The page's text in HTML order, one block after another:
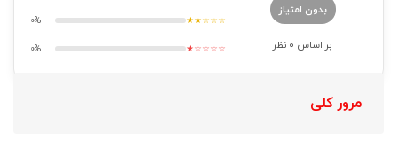
بدون امتیاز
بر اساس 0 نظر
★★☆☆☆
0%
★☆☆☆☆
0%
مرور کلی